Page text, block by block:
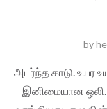
by
அடர்ந்த காடு. உயர
இனிமையான ஒலி.